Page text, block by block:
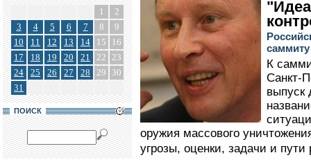
1
2
3
4 5 6 7 8
9
10
11 12 13 14 15
16
17
18 19 20 21 22 23
24
25 26 27 28 29
30
31
ПОИСК
К
Санкт-
выпуск
оружия массового
угрозы, оценки, задачи и